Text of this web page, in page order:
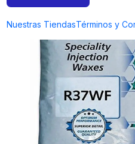
Nuestras TiendasTérminos y